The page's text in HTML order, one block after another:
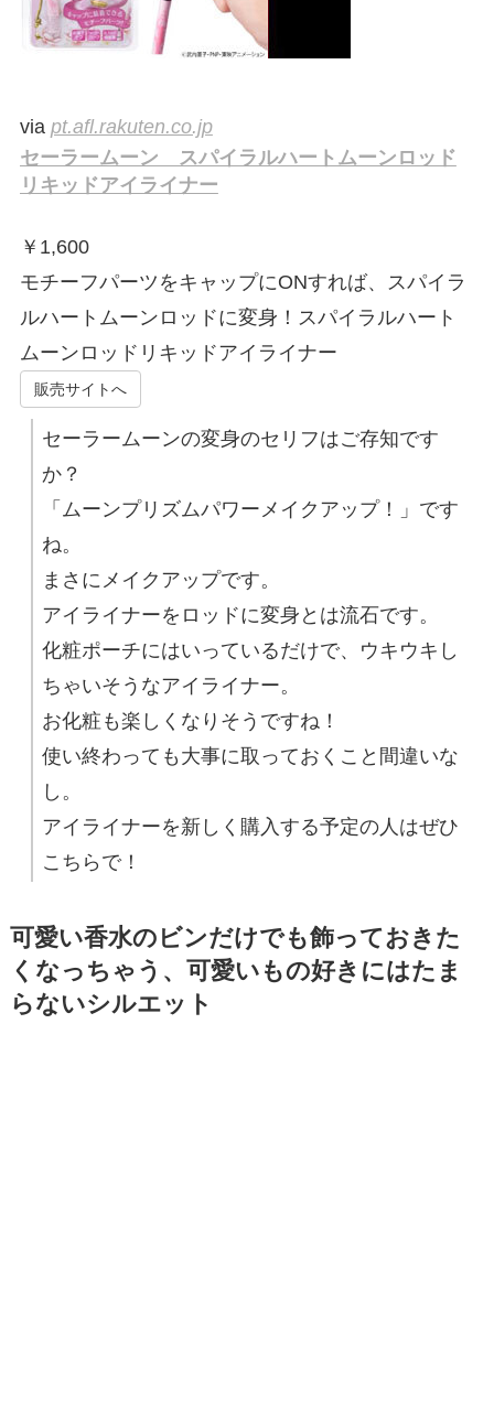
via pt.afl.rakuten.co.jp
セーラームーン スパイラルハートムーンロッド
リキッドアイライナー
￥ 1,600
モチーフパーツをキャップにONすれば、スパイラ
ルハートムーンロッドに変身！スパイラルハート
ムーンロッドリキッドアイライナー
販売サイトへ
セーラームーンの変身のセリフはご存知です
か？
「ムーンプリズムパワーメイクアップ！」です
ね。
まさにメイクアップです。
アイライナーをロッドに変身とは流石です。
化粧ポーチにはいっているだけで、ウキウキし
ちゃいそうなアイライナー。
お化粧も楽しくなりそうですね！
使い終わっても大事に取っておくこと間違いな
し。
アイライナーを新しく購入する予定の人はぜひ
こちらで！
可愛い香水のビンだけでも飾っておきた
くなっちゃう、可愛いもの好きにはたま
らないシルエット